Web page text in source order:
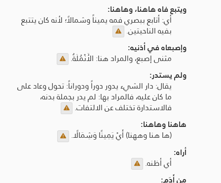
ويتبع فاه هاهنا، وهاهنا:
أي: أتابع ببصري فمه يميناً وشمالاً؛ لأنه كان يتتبع
بفيه الناحيتين.
وإصبعاه في أذنيه:
مثنى إصبع، والمراد هنا: الأَنْمُلَةُ.
ولم يستدر:
يقال: دار الشيء يدور دوراً ودوراناً: تحول وعاد على
ما كان عليه، فالمراد بها: لم يدر بجملة بدنه،
فالاستدارة تختلف عن الالتفات.
هاهنا وهاهنا:
(ها هنا وههنا) أَيْ يَمِينًا وَشِمَالًا.
أراه:
أي أظنه.
من أَدَم: